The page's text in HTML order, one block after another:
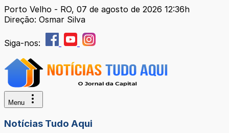
Porto Velho - RO, 07 de agosto de 2026 12:36h
Direção: Osmar Silva
Siga-nos:
Menu
Notícias Tudo Aqui